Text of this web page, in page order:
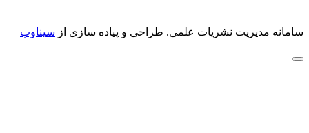
سامانه مدیریت نشریات علمی. طراحی و پیاده سازی از سیناوب